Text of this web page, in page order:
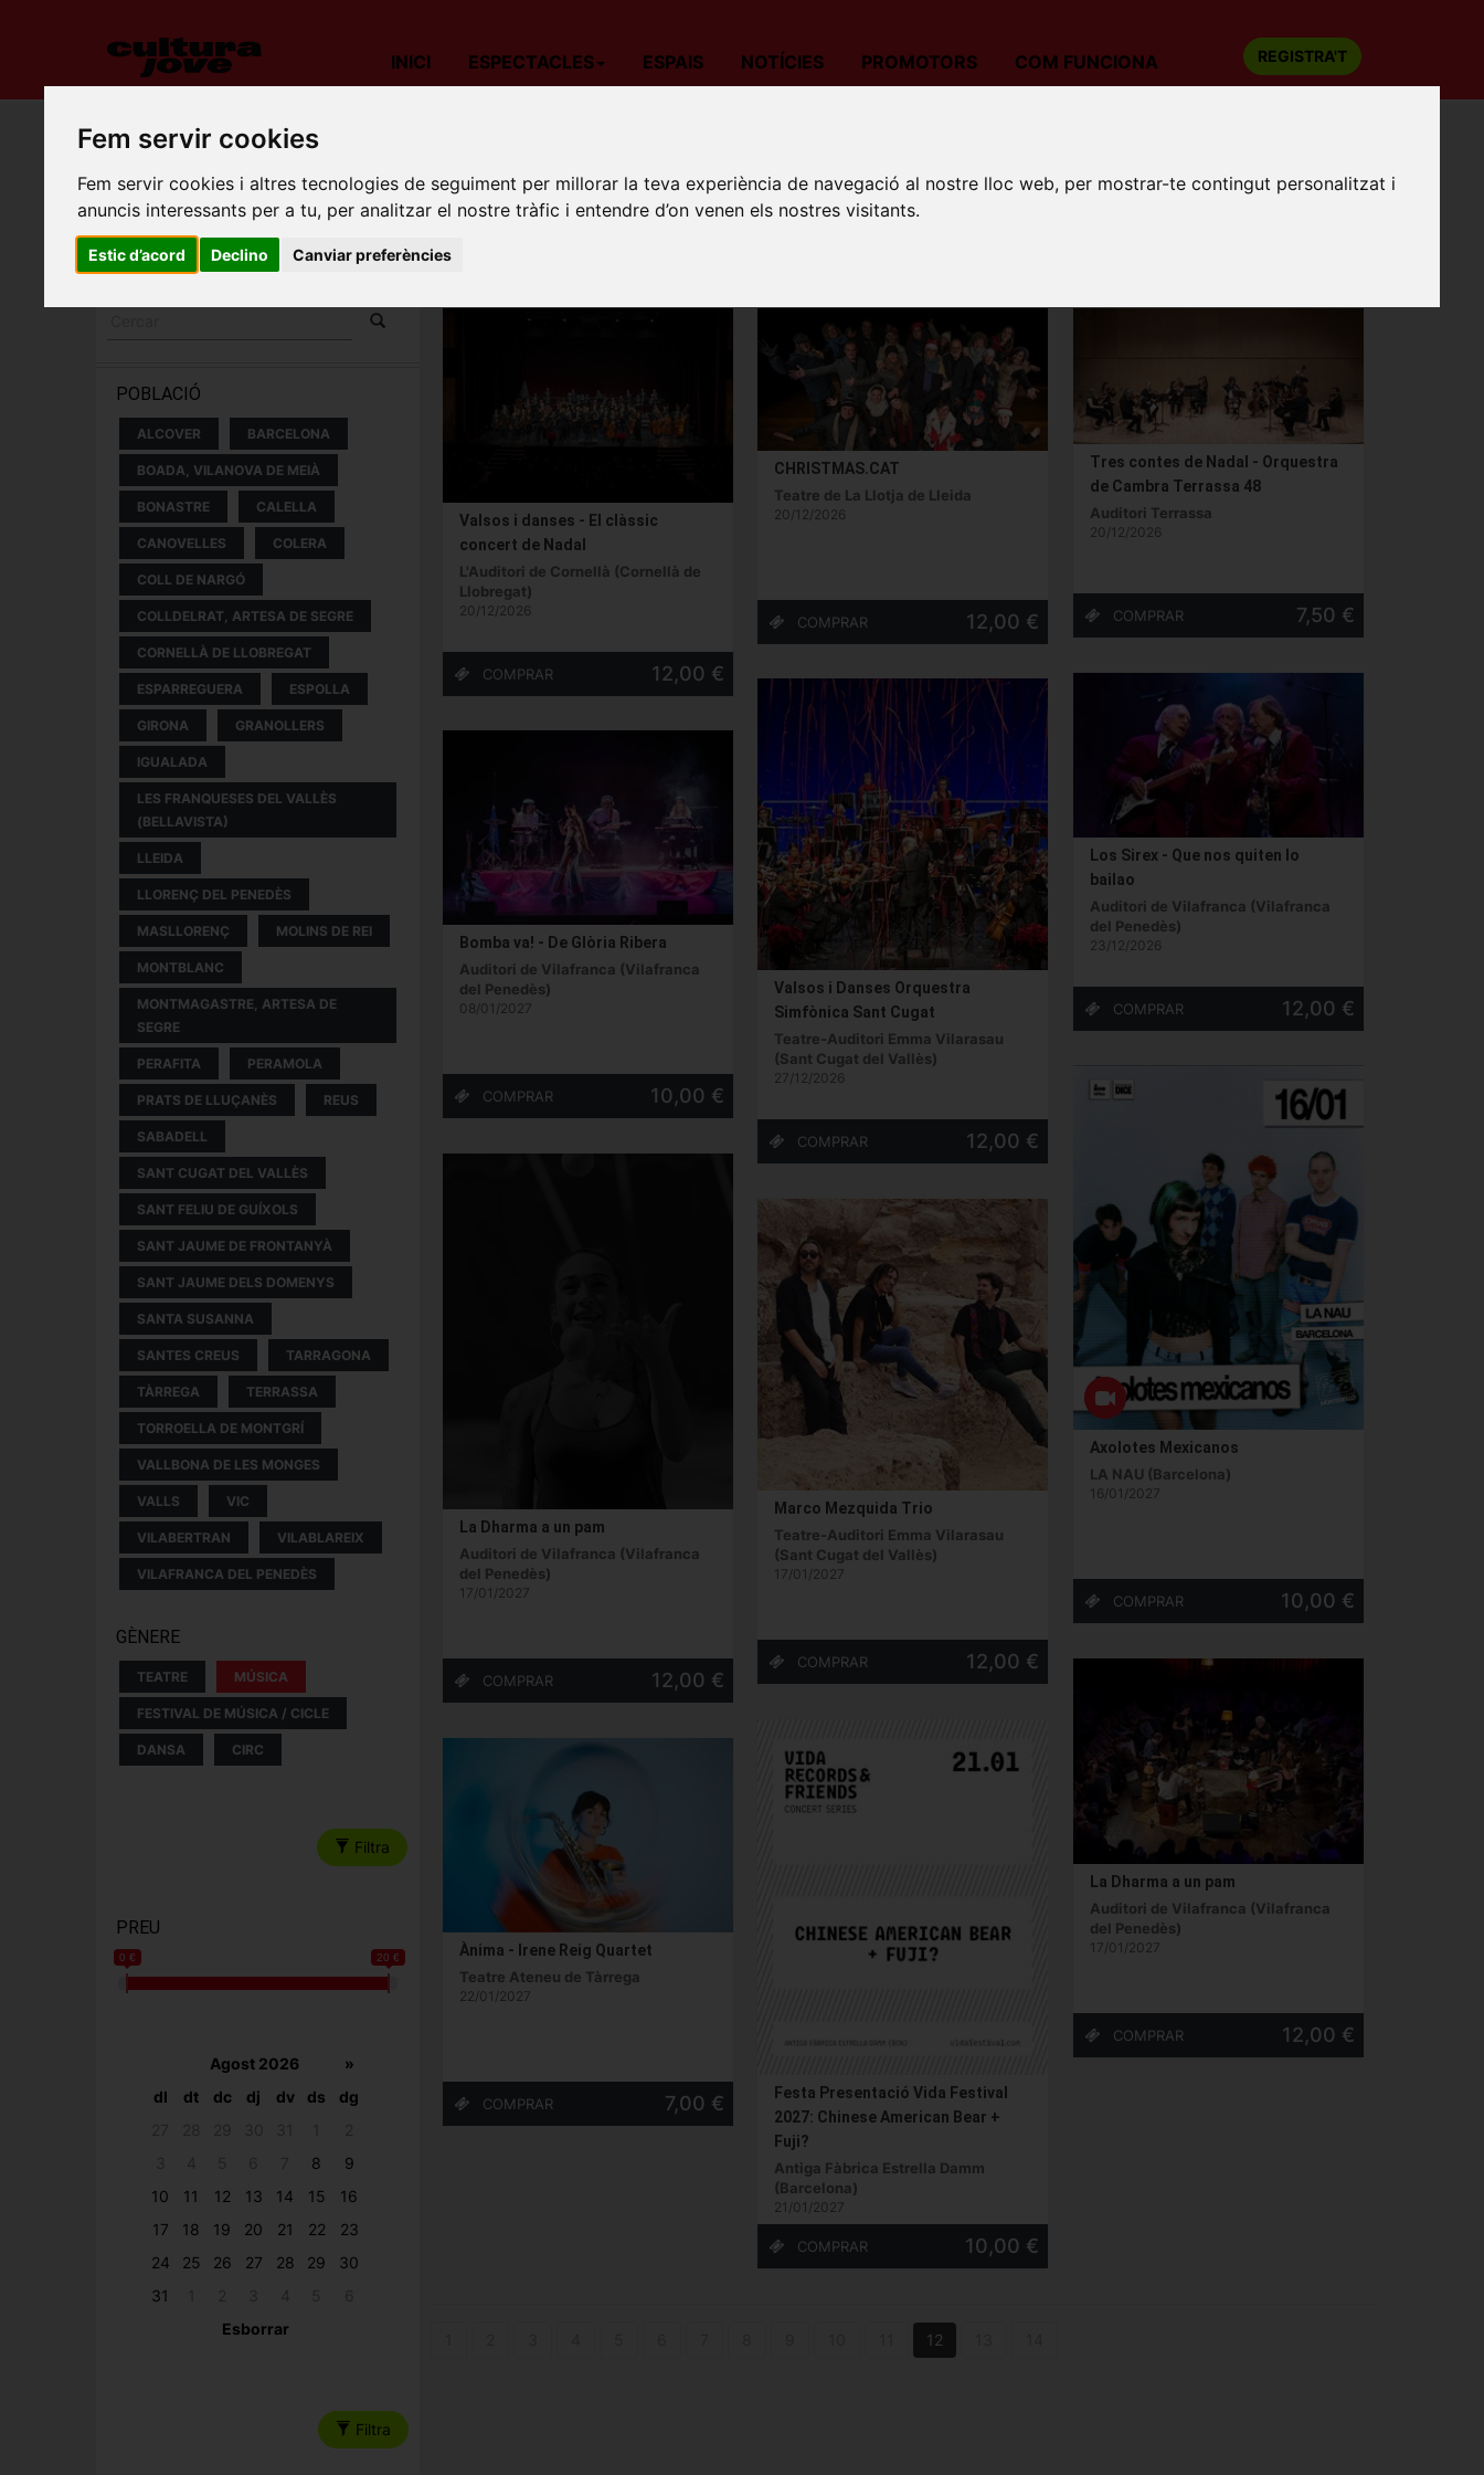
Fem servir cookies
Fem servir cookies i altres tecnologies de seguiment per millorar la teva experiència de navegació al nostre lloc web, per mostrar-te contingut personalitzat i
anuncis interessants per a tu, per analitzar el nostre tràfic i entendre d’on venen els nostres visitants.
Estic d’acord Declino Canviar preferències
INICI ESPECTACLES ESPAIS NOTÍCIES PROMOTORS COM FUNCIONA REGISTRA'T
ESPECTACLES I
CONCERTS
POBLACIÓ
ALCOVER BARCELONA
BOADA, VILANOVA DE MEIÀ
BONASTRE CALELLA
CANOVELLES COLERA
COLL DE NARGÓ
COLLDELRAT, ARTESA DE SEGRE
CORNELLÀ DE LLOBREGAT
ESPARREGUERA ESPOLLA
GIRONA GRANOLLERS
IGUALADA
LES FRANQUESES DEL VALLÈS
(BELLAVISTA)
LLEIDA
LLORENÇ DEL PENEDÈS
MASLLORENÇ MOLINS DE REI
MONTBLANC
MONTMAGASTRE, ARTESA DE
SEGRE
PERAFITA PERAMOLA
PRATS DE LLUÇANÈS REUS
SABADELL
SANT CUGAT DEL VALLÈS
SANT FELIU DE GUÍXOLS
SANT JAUME DE FRONTANYÀ
SANT JAUME DELS DOMENYS
SANTA SUSANNA
SANTES CREUS TARRAGONA
TÀRREGA TERRASSA
TORROELLA DE MONTGRÍ
VALLBONA DE LES MONGES
VALLS VIC
VILABERTRAN VILABLAREIX
VILAFRANCA DEL PENEDÈS
GÈNERE
TEATRE MÚSICA
FESTIVAL DE MÚSICA / CICLE
DANSA CIRC
Filtra
PREU
0 € 20 €
Agost 2026
»
dl
dt dc dj dv ds
dg
8
9
10
11 12 13 14 15
16
17
18 19 20 21 22
23
24
25 26 27 28 29
30
31
Esborrar
Filtra
Llevat algunes excepcions, tingueu en compte que la reserva d'un espectacle es pot realitzar fins 48 hores abans de la
Valsos i danses - El clàssic
concert de Nadal
L'Auditori de Cornellà (Cornellà de
Llobregat)
20/12/2026
12,00 €
CHRISTMAS.CAT
Teatre de La Llotja de Lleida
20/12/2026
12,00 €
Tres contes de Nadal - Orquestra
de Cambra Terrassa 48
Auditori Terrassa
20/12/2026
7,50 €
Los Sirex - Que nos quiten lo
bailao
Auditori de Vilafranca (Vilafranca
del Penedès)
23/12/2026
12,00 €
Valsos i Danses Orquestra
Simfònica Sant Cugat
Teatre-Auditori Emma Vilarasau
(Sant Cugat del Vallès)
27/12/2026
12,00 €
Bomba va! - De Glòria Ribera
Auditori de Vilafranca (Vilafranca
del Penedès)
08/01/2027
10,00 €
Axolotes Mexicanos
LA NAU (Barcelona)
16/01/2027
10,00 €
La Dharma a un pam
Auditori de Vilafranca (Vilafranca
del Penedès)
17/01/2027
12,00 €
Marco Mezquida Trio
Teatre-Auditori Emma Vilarasau
(Sant Cugat del Vallès)
17/01/2027
12,00 €
La Dharma a un pam
Auditori de Vilafranca (Vilafranca
del Penedès)
17/01/2027
12,00 €
Festa Presentació Vida Festival
2027: Chinese American Bear +
Fuji?
Antiga Fàbrica Estrella Damm
(Barcelona)
21/01/2027
10,00 €
Ànima - Irene Reig Quartet
Teatre Ateneu de Tàrrega
22/01/2027
7,00 €
12